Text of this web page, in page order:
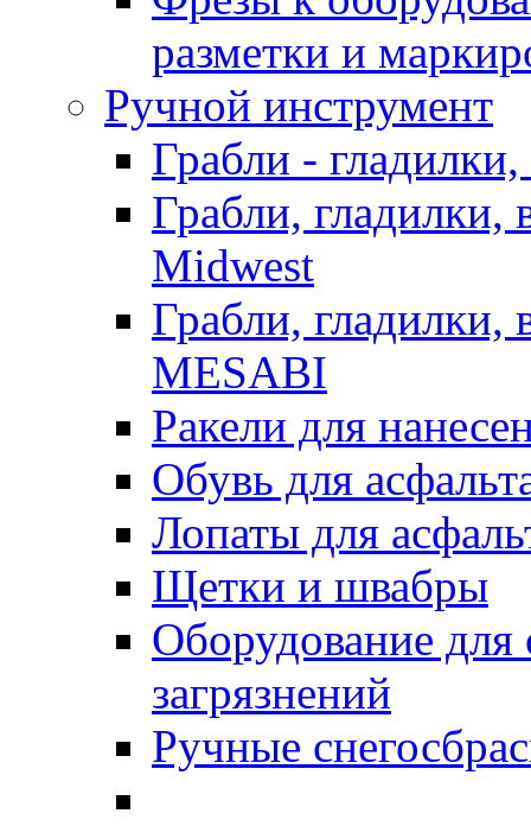
разметки и
Ручной инструмент
Грабли -
Грабли, гладилки,
Midwest
Грабли, гладилки,
MESABI
Ракели для
Обувь для
Лопаты для
Щетки и швабры
Оборудование для
загрязнений
Ручные